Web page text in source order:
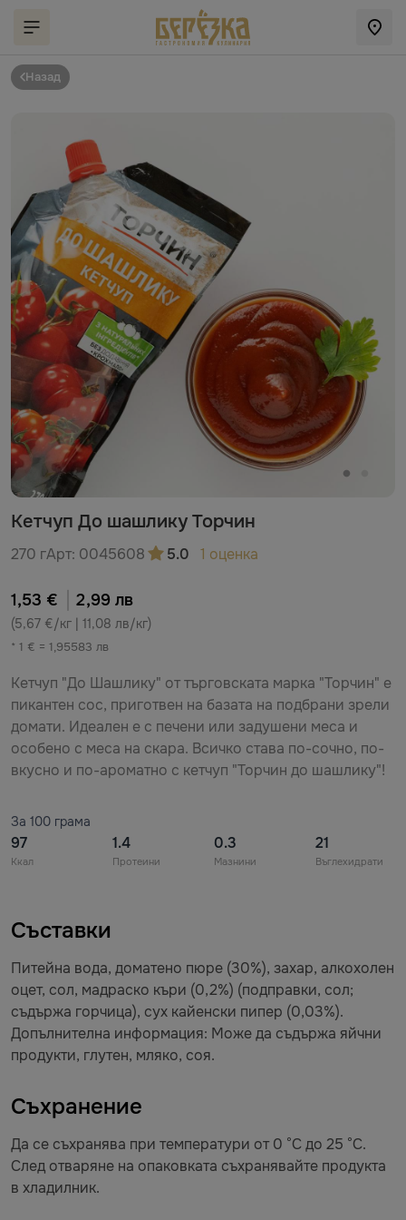
Назад
Кетчуп До шашлику Торчин
270 гАрт: 0045608 5.0 1 оценка
1,53 € 2,99 лв
(5,67 €/кг | 11,08 лв/кг)
* 1 € = 1,95583 лв
Кетчуп "До Шашлику" от търговската марка "Торчин" е
пикантен сос, приготвен на базата на подбрани зрели
домати. Идеален е с печени или задушени меса и
особено с меса на скара. Всичко става по-сочно, по-
вкусно и по-ароматно с кетчуп "Торчин до шашлику"!
За 100 грама
97
Ккал
1.4
Протеини
0.3
Мазнини
21
Въглехидрати
Съставки
Питейна вода, доматено пюре (30%), захар, алкохолен
оцет, сол, мадраско къри (0,2%) (подправки, сол;
съдържа горчица), сух кайенски пипер (0,03%).
Допълнителна информация: Може да съдържа яйчни
продукти, глутен, мляко, соя.
Съхранение
Да се съхранява при температури от 0 °C до 25 °C.
След отваряне на опаковката съхранявайте продукта
в хладилник.